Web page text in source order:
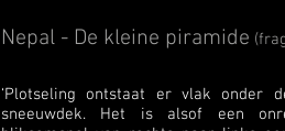
Nepal - De kleine piramide
‘Plotseling ontstaat er vlak onder
sneeuwdek. Het is alsof een